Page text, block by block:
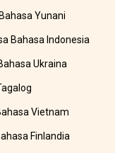
Yunani
Bahasa Indonesia
Ukraina
Vietnam
Finlandia